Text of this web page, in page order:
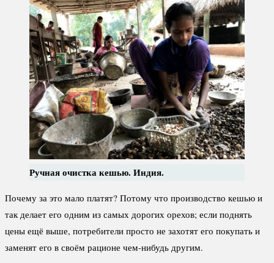
Ручная очистка кешью. Индия.
Почему за это мало платят? Потому что производство кешью и
так делает его одним из самых дорогих орехов; если поднять
цены ещё выше, потребители просто не захотят его покупать и
заменят его в своём рационе чем-нибудь другим.